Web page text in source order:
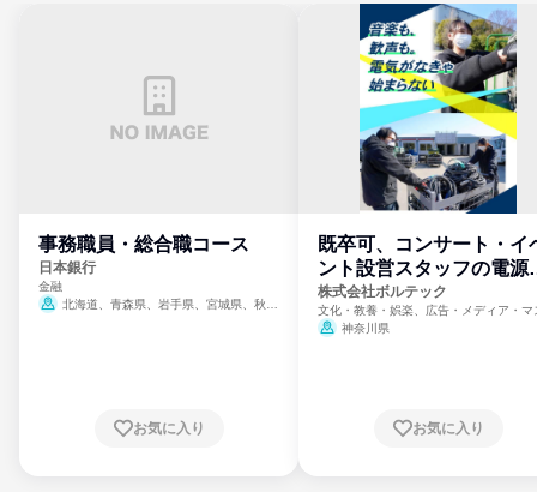
事務職員・総合職コース
日本銀行
金融
北海道、青森県、岩手県、宮城県、秋田
崎県、熊本県、大分県、宮崎県、鹿児島県、
お気に入り
既卒可、コンサート・イ
ント設営スタッフの電源
門
株式会社ボルテック
文化・教養・娯楽、広告・メディア・マ
ミ、電力・ガス・水道・エネルギー
神奈川県
お気に入り